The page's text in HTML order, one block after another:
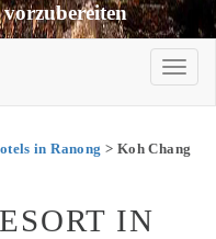
in Ranong > Koh Chang
IN